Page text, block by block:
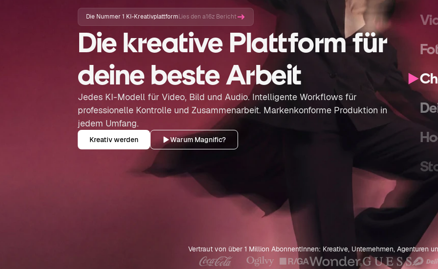
Die Nummer 1 KI-KreativplattformLies den a16z Bericht
Die kreative Plattform für
deine beste Arbeit
Jedes KI-Modell für Video, Bild und Audio. Intelligente Workflows für
professionelle Kontrolle und Zusammenarbeit. Markenkonforme Produktion in
jedem Umfang.
Kreativ werden Warum Magnific?
Vertraut von über 1 Million AbonnentInnen: Kreative, Unternehmen, Agenturen